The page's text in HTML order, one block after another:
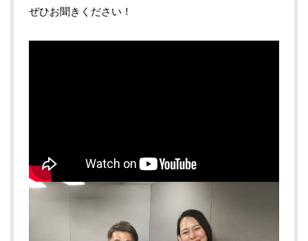
ぜひお聞きください！